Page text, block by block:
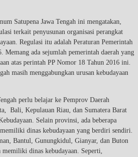
Satupena Jawa Tengah ini mengatakan,
terkait penyusunan organisasi perangkat
Regulasi itu adalah Peraturan Pemerintah
Memang ada sejumlah pemerintah daerah yang
atas perintah PP Nomor 18 Tahun 2016 ini.
masih menggabungkan urusan kebudayaan
perlu belajar ke Pemprov Daerah
Bali, Kepulauan Riau, dan Sumatera Barat
Selain provinsi, ada beberapa
dinas kebudayaan yang berdiri sendiri.
Bantul, Gunungkidul, Gianyar, dan Buton
memiliki dinas kebudayaan. Seperti,